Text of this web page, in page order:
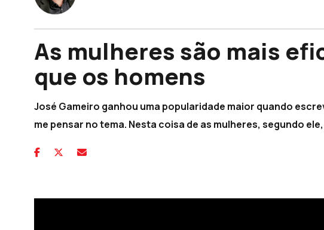
As mulheres são mais
que os homens
José Gameiro ganhou uma popularidade maior quando
me pensar no tema. Nesta coisa de as mulheres, segundo